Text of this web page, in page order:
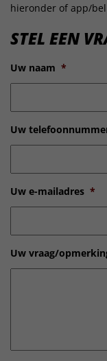
hieronder of app/
STEL EEN
Uw naam *
Uw
Uw e-mailadres *
Uw vraag/